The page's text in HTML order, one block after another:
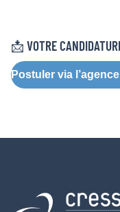
📩 VOTRE
Postuler via
Retour à l'accueil